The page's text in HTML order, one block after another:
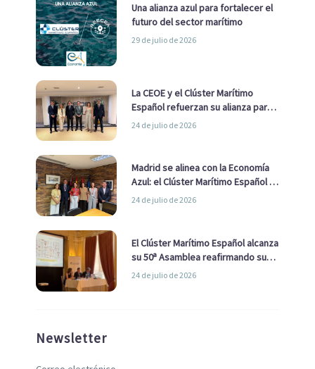
Una alianza azul para fortalecer el
futuro del sector marítimo
29 de julio de 2026
La CEOE y el Clúster Marítimo
Español refuerzan su alianza para
impulsar una estrategia Nacional
24 de julio de 2026
Madrid se alinea con la Economía
Azul: el Clúster Marítimo Español y
la Real Liga Naval avanzan alianzas
24 de julio de 2026
El Clúster Marítimo Español alcanza
su 50ª Asamblea reafirmando su
liderazgo en la Economía Azul
24 de julio de 2026
Newsletter